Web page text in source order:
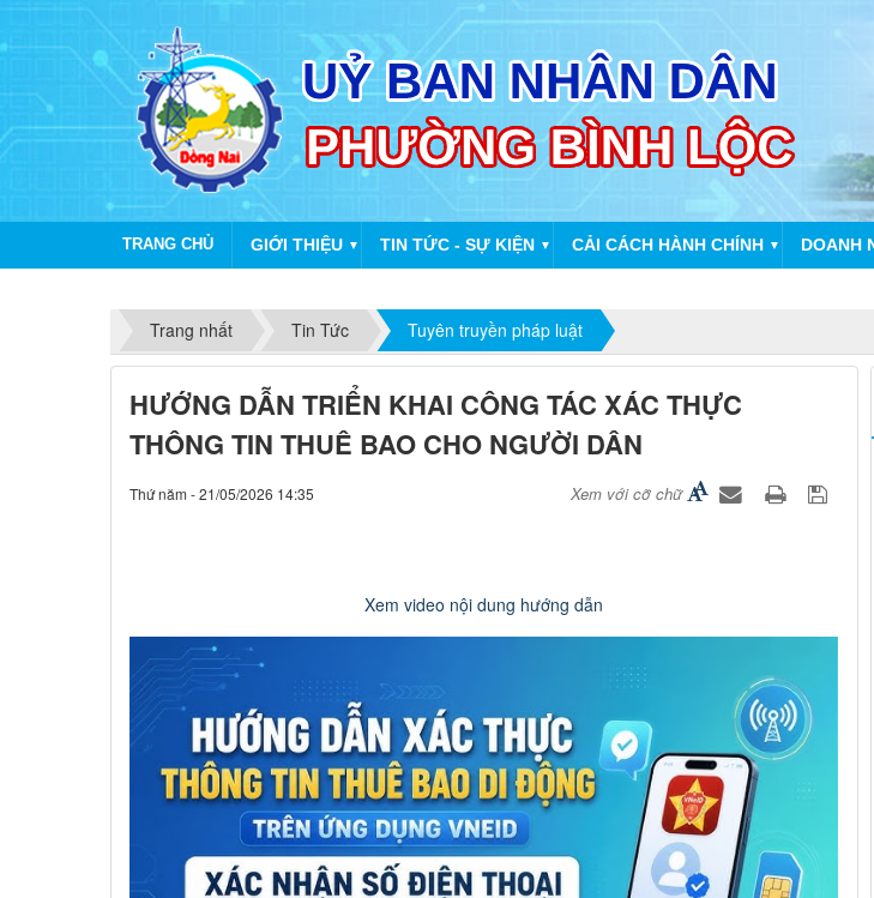
TRANG CHỦ GIỚI THIỆU ▼ TIN TỨC - SỰ KIỆN ▼ CẢI CÁCH HÀNH CHÍNH ▼ DOANH
Trang nhất
Tin Tức Tuyên truyền pháp luật
HƯỚNG DẪN TRIỂN KHAI CÔNG TÁC XÁC THỰC
THÔNG TIN THUÊ BAO CHO NGƯỜI DÂN
Thứ năm - 21/05/2026 14:35 Xem với cỡ chữ
Xem video nội dung hướng dẫn